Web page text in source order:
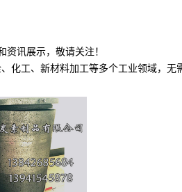
讯展示，敬请关注！
工、新材料加工等多个工业领域，